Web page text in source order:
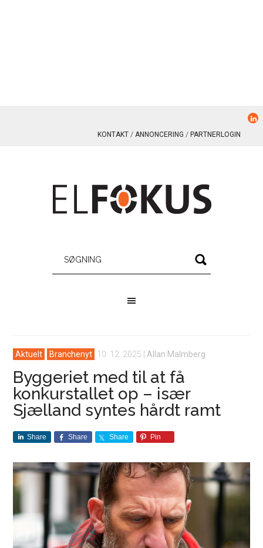
KONTAKT ANNONCERING PARTNERLOGIN
Aktuelt Branchenyt 10. 12. 2025 Allan Malmberg
Byggeriet med til at få
konkurstallet op – især
Sjælland syntes hårdt ramt
Share Share Share Pin